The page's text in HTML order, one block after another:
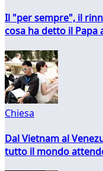
Il "per sempre", il
cosa ha detto il Papa
Chiesa
Dal Vietnam al
tutto il mondo